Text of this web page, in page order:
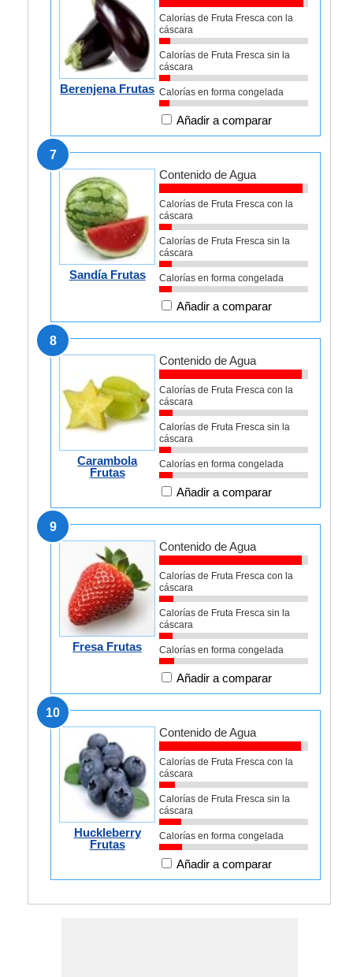
Berenjena Frutas
Calorías de Fruta Fresca con la
cáscara
Calorías de Fruta Fresca sin la
cáscara
Calorías en forma congelada
Añadir a comparar
7
Sandía Frutas
Contenido de Agua
Calorías de Fruta Fresca con la
cáscara
Calorías de Fruta Fresca sin la
cáscara
Calorías en forma congelada
Añadir a comparar
8
Carambola
Frutas
Contenido de Agua
Calorías de Fruta Fresca con la
cáscara
Calorías de Fruta Fresca sin la
cáscara
Calorías en forma congelada
Añadir a comparar
9
Fresa Frutas
Contenido de Agua
Calorías de Fruta Fresca con la
cáscara
Calorías de Fruta Fresca sin la
cáscara
Calorías en forma congelada
Añadir a comparar
10
Huckleberry
Frutas
Contenido de Agua
Calorías de Fruta Fresca con la
cáscara
Calorías de Fruta Fresca sin la
cáscara
Calorías en forma congelada
Añadir a comparar